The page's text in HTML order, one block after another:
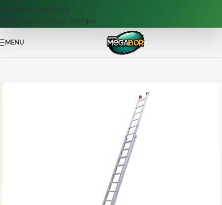
Pular para a navegação
Pular para o conteúdo principal
MENU